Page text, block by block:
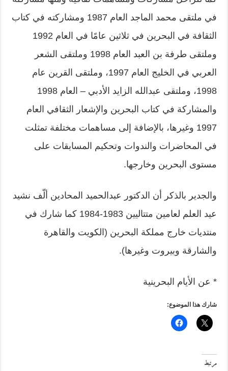
في ملتقى محمد الماجد العام 1987 ومشاركته في كتاب
الثقافة في البحرين في ثلاثين عامًا في العام 1992
وملتقى طرفة بن العبد العام 1998 وملتقى الشعر
العربي في الخليج العام 1997، وملتقى القرين عام
1998، وملتقى عبدالله الزايد الأدبي – العام 1998
والمشاركة في كتاب البحرين والإشعار الثقافي العام
1997 وغيرها، بالإضافة إلى مساهمات مختلفة تمثلت
في المحاضرات والندوات وتحكيم المسابقات على
مستوى البحرين وخارجها.
والجدير بالذكر أن الدكتور عبدالحميد المحادين ألّف نشيد
عيد العلم لعامين متتاليين 1983-1984 كما شارك في
منتديات خارج مملكة البحرين (الكويت والقاهرة
والشارقة وبيروت وغيرها).
* عن الأيام البحرينية
شارك هذا الموضوع:
مرتبط